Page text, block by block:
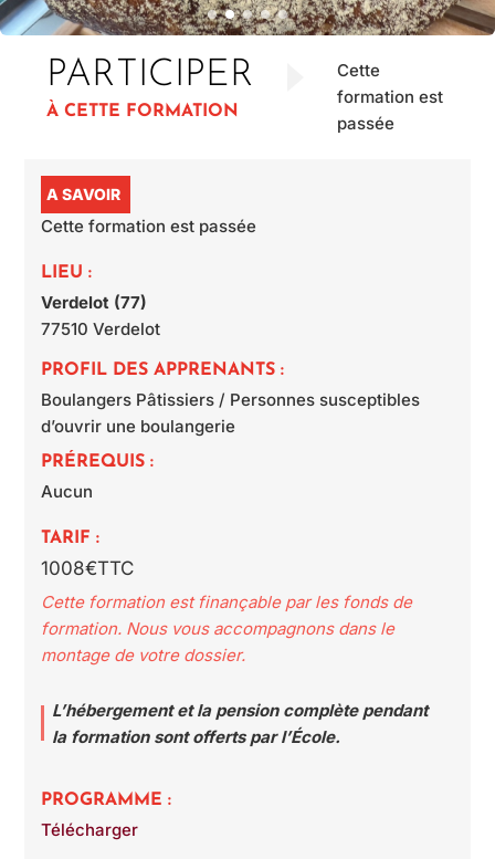
PARTICIPER
À CETTE FORMATION
Cette
formation est
passée
A SAVOIR
Cette formation est passée
LIEU :
Verdelot (77)
77510 Verdelot
PROFIL DES APPRENANTS :
Boulangers Pâtissiers / Personnes susceptibles
d’ouvrir une boulangerie
PRÉREQUIS :
Aucun
TARIF :
1008€TTC
Cette formation est finançable par les fonds de
formation. Nous vous accompagnons dans le
montage de votre dossier.
L’hébergement et la pension complète pendant
la formation sont offerts par l’École.
PROGRAMME :
Télécharger